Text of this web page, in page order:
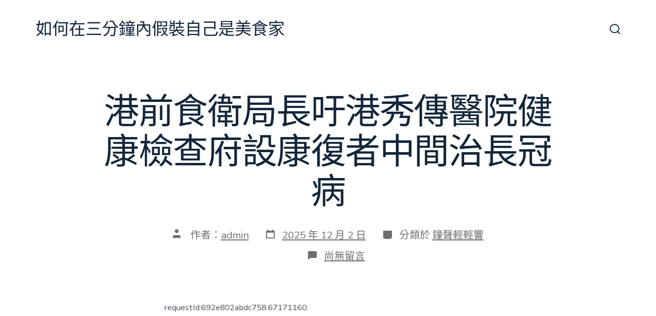
如何在三分鐘內假裝自己是美食家
港前食衛局長吁港秀傳醫院健
康檢查府設康復者中間治長冠
病
文 作者： admin 發
表
2025 年 12 月 2 日 分
類
分類於 鐘聲輕輕響
在
〈港
尚無留言
requestId:692e802abdc758.67171160.